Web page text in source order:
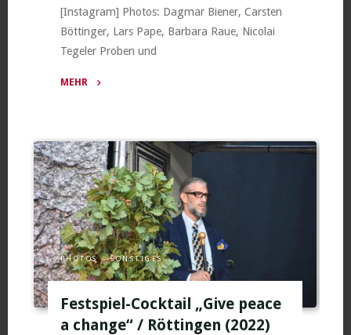
[Instagram] Photos: Dagmar Biener, Carsten
Böttinger, Lars Pape, Barbara Raue, Nicolai
Tegeler Proben und
MEHR
Vorbereitungen
und
Dernière)
/
Beelitz
(2022)"
PHOTOS / SONSTIGES
Festspiel-Cocktail „Give peace
a change“ / Röttingen (2022)